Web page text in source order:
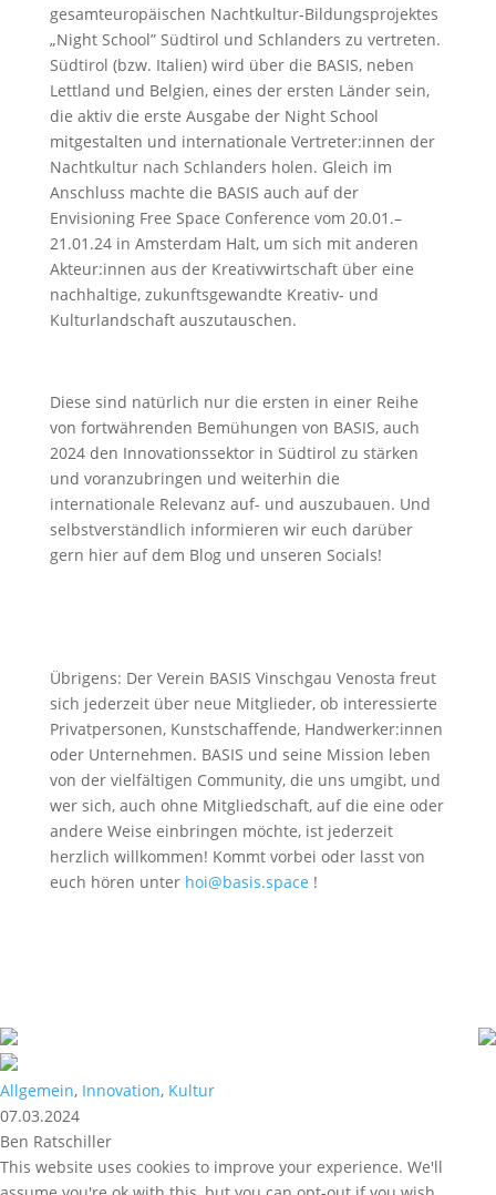
gesamteuropäischen Nachtkultur-Bildungsprojektes
„Night School” Südtirol und Schlanders zu vertreten.
Südtirol (bzw. Italien) wird über die BASIS, neben
Lettland und Belgien, eines der ersten Länder sein,
die aktiv die erste Ausgabe der Night School
mitgestalten und internationale Vertreter:innen der
Nachtkultur nach Schlanders holen. Gleich im
Anschluss machte die BASIS auch auf der
Envisioning Free Space Conference vom 20.01.–
21.01.24 in Amsterdam Halt, um sich mit anderen
Akteur:innen aus der Kreativwirtschaft über eine
nachhaltige, zukunftsgewandte Kreativ- und
Kulturlandschaft auszutauschen.
Diese sind natürlich nur die ersten in einer Reihe
von fortwährenden Bemühungen von BASIS, auch
2024 den Innovationssektor in Südtirol zu stärken
und voranzubringen und weiterhin die
internationale Relevanz auf- und auszubauen. Und
selbstverständlich informieren wir euch darüber
gern hier auf dem Blog und unseren Socials!
Übrigens: Der Verein BASIS Vinschgau Venosta freut
sich jederzeit über neue Mitglieder, ob interessierte
Privatpersonen, Kunstschaffende, Handwerker:innen
oder Unternehmen. BASIS und seine Mission leben
von der vielfältigen Community, die uns umgibt, und
wer sich, auch ohne Mitgliedschaft, auf die eine oder
andere Weise einbringen möchte, ist jederzeit
herzlich willkommen! Kommt vorbei oder lasst von
euch hören unter hoi@basis.space !
Allgemein, Innovation, Kultur
07.03.2024
Ben Ratschiller
This website uses cookies to improve your experience. We'll